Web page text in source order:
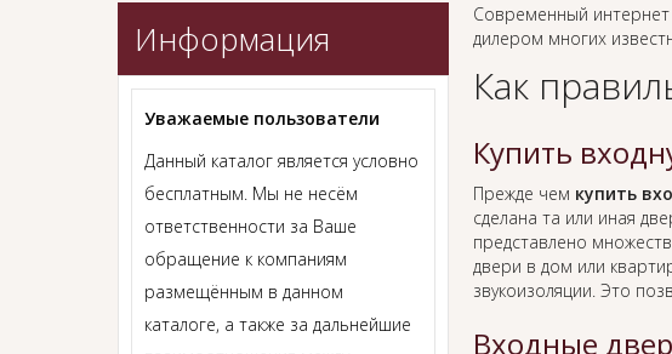
Современный
дилером многих
Как
Купить
Прежде чем купить
сделана та или иная
представлено
двери в дом или
звукоизоляции. Это
Входные
Информация
Уважаемые пользователи
Данный каталог является условно
бесплатным. Мы не несём
ответственности за Ваше
обращение к компаниям
размещённым в данном
каталоге, а также за дальнейшие